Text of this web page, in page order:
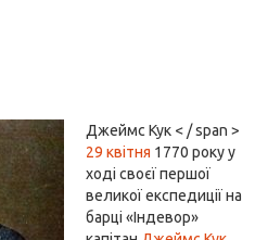
Джеймс Кук < / span >
29 квітня 1770 року у
ході своєї першої
великої експедиції на
барці «Індевор»